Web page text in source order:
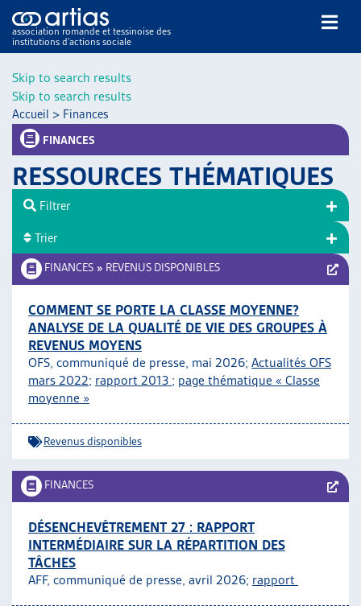
Skip to search results
Skip to search results
association romande et tessinoise des
institutions d’actions sociale
NOS PUBLICATIONS
DOSSIERS DU MOIS
VEILLE
RESSOURCES
THÉMATIQUES
GUIDE SOCIAL ROMAND
AUTRES
ARTIAS
L’ASSOCIATION
JOURNÉES D’AUTOMNE
Accueil > Finances
FINANCES
RESSOURCES THÉMATIQUES
FINANCES » REVENUS DISPONIBLES
COMMENT SE PORTE LA CLASSE MOYENNE?
ANALYSE DE LA QUALITÉ DE VIE DES GROUPES À
REVENUS MOYENS
OFS, communiqué de presse, mai 2026; Actualités OFS
mars 2022; rapport 2013 ; page thématique « Classe
moyenne »
Revenus disponibles
FINANCES
DÉSENCHEVÊTREMENT 27 : RAPPORT
INTERMÉDIAIRE SUR LA RÉPARTITION DES
TÂCHES
AFF, communiqué de presse, avril 2026; rapport
Filtrer
Trier